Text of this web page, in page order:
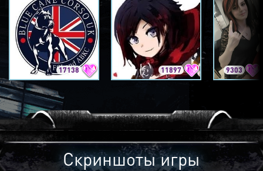
17138 11897 9303
Скриншоты игры